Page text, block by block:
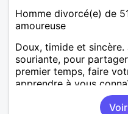
Homme divorcé(e) de
amoureuse
Doux, timide et
souriante, pour
premier temps, faire
apprendre à vous
personne sérieuse,